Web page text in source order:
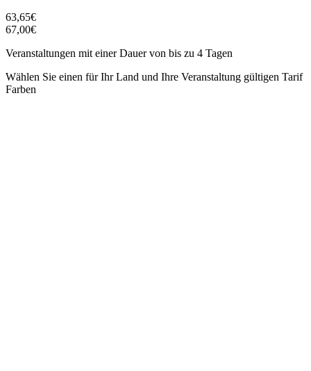
63,65€
67,00€
Veranstaltungen mit einer Dauer von bis zu 4 Tagen
Wählen Sie einen für Ihr Land und Ihre Veranstaltung gültigen Tarif
Farben